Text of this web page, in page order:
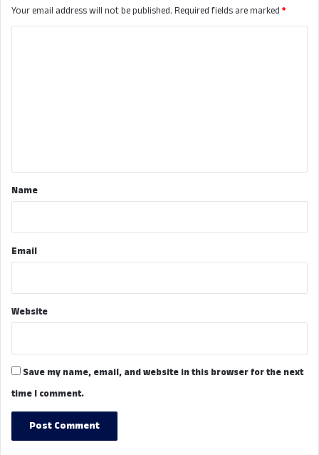
Your email address will not be published. Required fields are marked *
*Name
Email
Website
Save my name, email, and website in this browser for the next
time I comment.